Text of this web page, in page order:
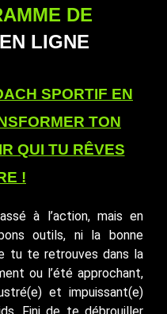
DE
LIGNE
SPORTIF EN
TON
QUI TU RÊVES
!
à l’action, mais en
outils, ni la bonne
tu te retrouves dans la
ou l’été approchant,
et impuissant(e)
Fini de te débrouiller